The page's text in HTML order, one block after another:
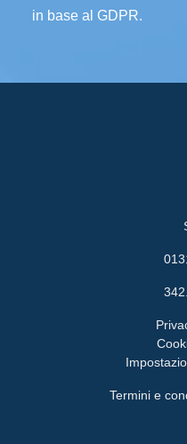
in base al GDPR.
Termini e